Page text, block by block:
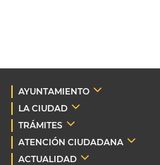
AYUNTAMIENTO
LA CIUDAD
TRÁMITES
ATENCIÓN CIUDADANA
ACTUALIDAD